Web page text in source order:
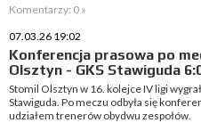
Komentarzy: 0 »
07.03.26 19:02
Konferencja prasowa po
Olsztyn - GKS Stawiguda
Stomil Olsztyn w 16. kolejce IV ligi
Stawiguda. Po meczu odbyła się
udziałem trenerów obydwu zespołów.